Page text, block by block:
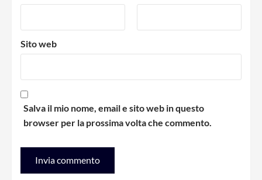
Sito web
Salva il mio nome, email e sito web in questo
browser per la prossima volta che commento.